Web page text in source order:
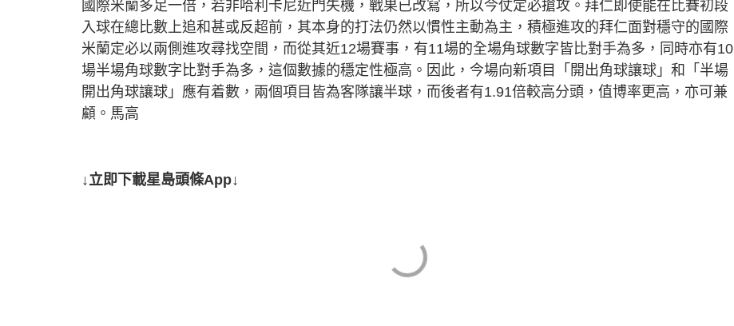
國際米蘭多足一倍，若非哈利卡尼近門失機，戰果已改寫，所以今仗定必搶攻。拜仁即使能在比賽初段
入球在總比數上追和甚或反超前，其本身的打法仍然以慣性主動為主，積極進攻的拜仁面對穩守的國際
米蘭定必以兩側進攻尋找空間，而從其近12場賽事，有11場的全場角球數字皆比對手為多，同時亦有10
場半場角球數字比對手為多，這個數據的穩定性極高。因此，今場向新項目「開出角球讓球」和「半場
開出角球讓球」應有着數，兩個項目皆為客隊讓半球，而後者有1.91倍較高分頭，值博率更高，亦可兼
顧。馬高
↓立即下載星島頭條App↓